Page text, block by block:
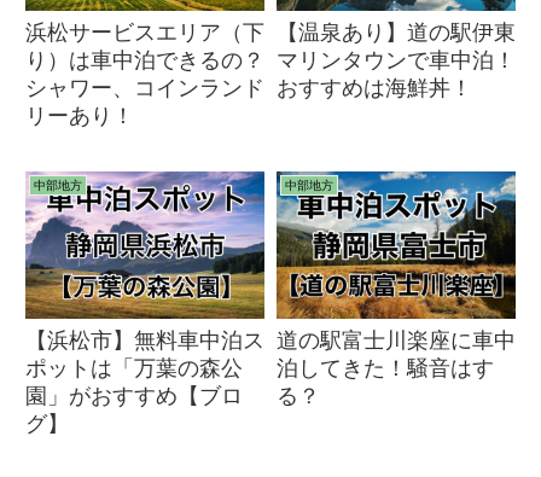
浜松サービスエリア（下
り）は車中泊できるの？
シャワー、コインランド
リーあり！
【温泉あり】道の駅伊東
マリンタウンで車中泊！
おすすめは海鮮丼！
中部地方
【浜松市】無料車中泊ス
ポットは「万葉の森公
園」がおすすめ【ブロ
グ】
中部地方
道の駅富士川楽座に車中
泊してきた！騒音はす
る？